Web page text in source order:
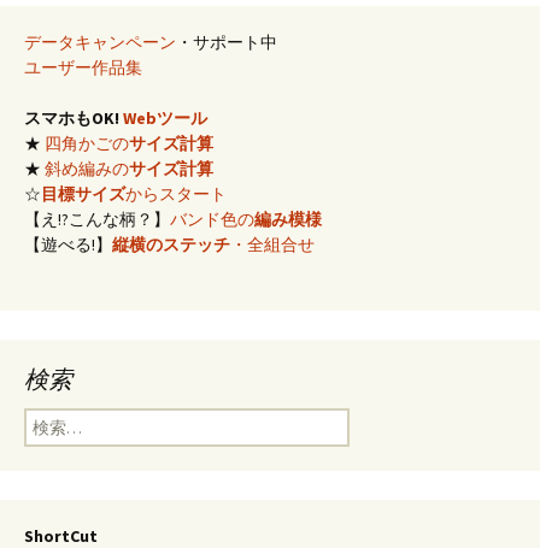
データキャンペーン ・サポート中
ユーザー作品集
スマホもOK! Webツール
★ 四角かごのサイズ計算
★ 斜め編みのサイズ計算
☆目標サイズからスタート
【え!?こんな柄？】 バンド色の編み模様
【遊べる!】 縦横のステッチ ・全組合せ
検索
検
索:
ShortCut